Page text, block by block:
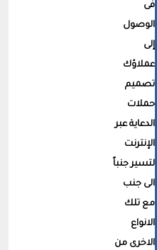
فى
الوصول
إلى
عملاؤك
تصميم
حملات
الدعاية عبر
الإنترنت
لتسير جنباً
الى جنب
مع تلك
الانواع
الاخرى من